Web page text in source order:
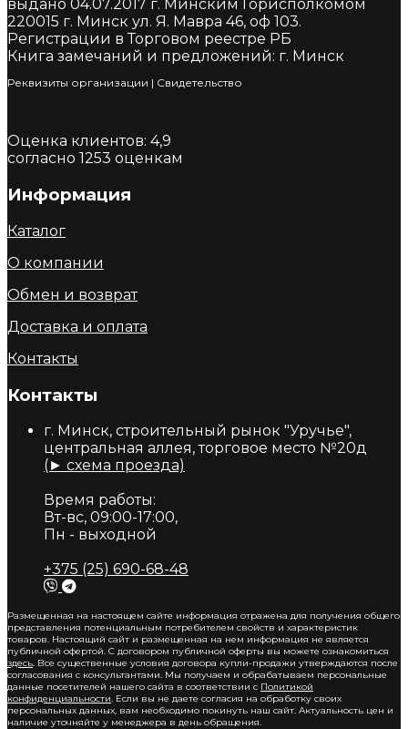
выдано 04.07.2017 г. Минским Горисполкомом
220015 г. Минск ул. Я. Мавра 46, оф 103.
Регистрации в Торговом реестре РБ
Книга замечаний и предложений: г. Минск
Реквизиты организации | Cвидетельство
Оценка клиентов: 4,9
согласно 1253 оценкам
Информация
Каталог
О компании
Обмен и возврат
Доставка и оплата
Контакты
Контакты
г. Минск, строительный рынок "Уручье",
центральная аллея, торговое место №20д
(► схема проезда)
Время работы:
Вт-вс, 09:00-17:00,
Пн - выходной
+375 (25) 690-68-48
Размещенная на настоящем сайте информация отражена для получения общего
представления потенциальным потребителем свойств и характеристик
товаров. Настоящий сайт и размещенная на нем информация не является
публичной офертой. С договором публичной оферты вы можете ознакомиться
здесь. Все существенные условия договора купли-продажи утверждаются после
согласования с консультантами. Мы получаем и обрабатываем персональные
данные посетителей нашего сайта в соответствии с Политикой
конфиденциальности. Если вы не даете согласия на обработку своих
персональных данных, вам необходимо покинуть наш сайт. Актуальность цен и
наличие уточняйте у менеджера в день обращения.